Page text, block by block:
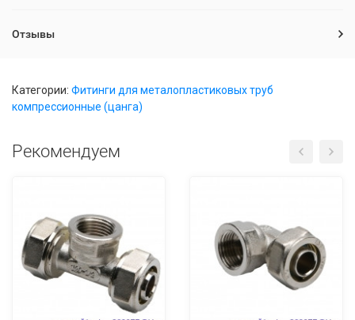
Отзывы
Категории: Фитинги для металопластиковых труб
компрессионные (цанга)
Рекомендуем